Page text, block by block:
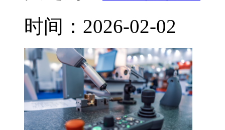
时间：2026-02-02